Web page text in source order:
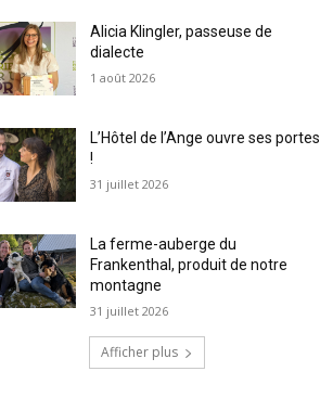
Alicia Klingler, passeuse de
dialecte
1 août 2026
L’Hôtel de l’Ange ouvre ses portes
!
31 juillet 2026
La ferme-auberge du
Frankenthal, produit de notre
montagne
31 juillet 2026
Afficher plus